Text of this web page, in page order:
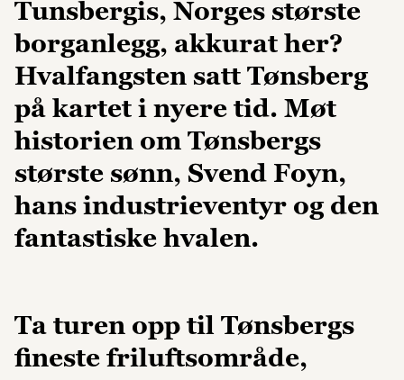
Tunsbergis, Norges største
borganlegg, akkurat her?
Hvalfangsten satt Tønsberg
på kartet i nyere tid. Møt
historien om Tønsbergs
største sønn, Svend Foyn,
hans industrieventyr og den
fantastiske hvalen.
Ta turen opp til Tønsbergs
fineste friluftsområde,